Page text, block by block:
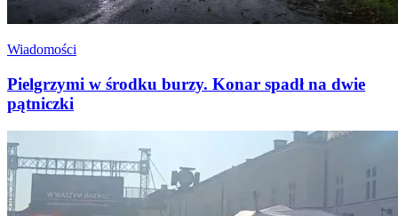
Wiadomości
Pielgrzymi w środku burzy. Konar spadł na dwie
pątniczki